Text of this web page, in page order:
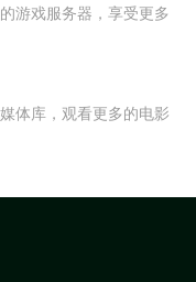
游戏服务器，享受更多
体库，观看更多的电影